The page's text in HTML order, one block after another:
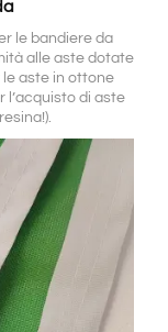
le bandiere da
alle aste dotate
le aste in ottone
di aste